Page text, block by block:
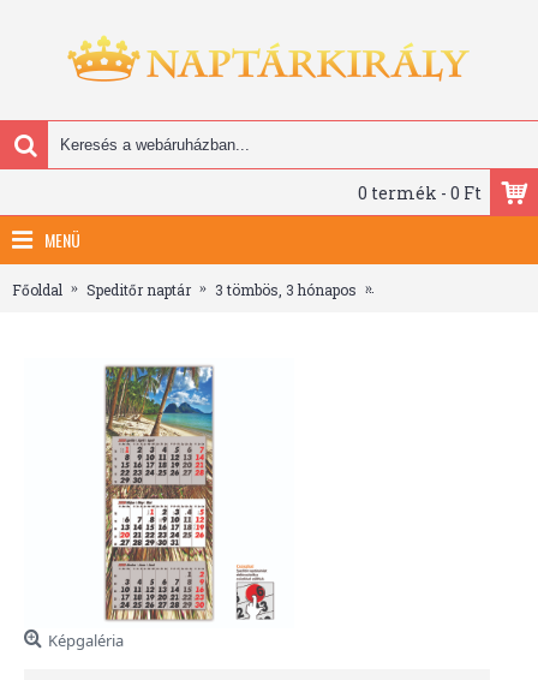
0 termék - 0 Ft
MENÜ
Főoldal Speditőr naptár 3 tömbös, 3 hónapos
Képgaléria